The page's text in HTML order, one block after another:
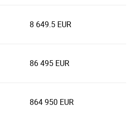
8 649.5 EUR
86 495 EUR
864 950 EUR